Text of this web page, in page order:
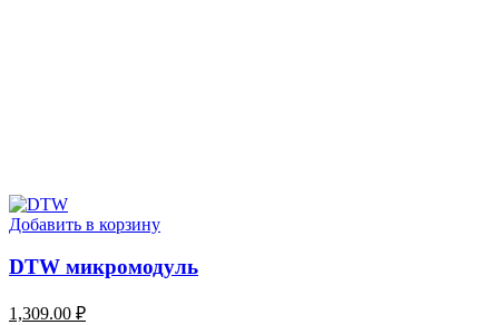
Добавить в корзину
DTW микромодуль
1,309.00 ₽